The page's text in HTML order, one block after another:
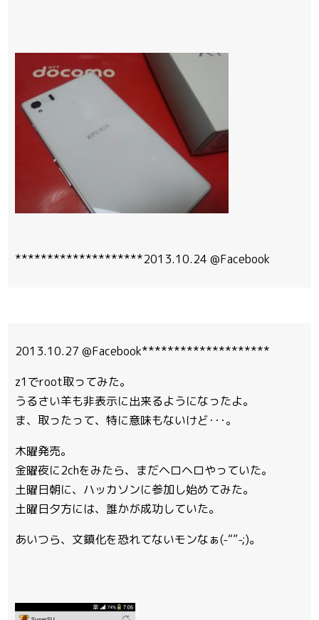
********************2013.10.24 @Facebook
2013.10.27 @Facebook********************
z1でroot取ってみた。
うるさい羊も非表示に出来るようになったよ。
ま、取ったって、特に意味もないけど･･･。
木曜発売。
金曜夜に2chをみたら、まだヘロヘロやっていた。
土曜日朝に、ハッカソンに参加し始めてみた。
土曜日夕方には、誰かが成功していた。
あいつら、文鎮化を恐れてないモンなぁ(-“”-;)。